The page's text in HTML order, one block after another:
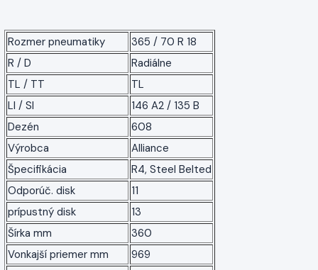
Rozmer pneumatiky
365 / 70 R 18
R / D
Radiálne
TL / TT
TL
LI / SI
146 A2 / 135 B
Dezén
608
Výrobca
Alliance
Špecifikácia
R4, Steel Belted
Odporúč. disk
11
prípustný disk
13
Šírka mm
360
Vonkajší priemer mm
969